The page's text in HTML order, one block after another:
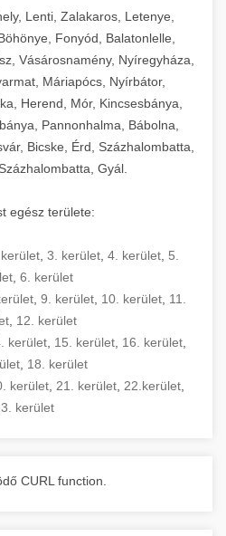
Lenti, Zalakaros, Letenye,
Fonyód, Balatonlelle,
Vásárosnamény, Nyíregyháza,
Máriapócs, Nyírbátor,
Herend, Mór, Kincsesbánya,
Pannonhalma, Bábolna,
Bicske, Érd, Százhalombatta,
Gyál.
egész területe:
3. kerület 4. kerület 5.
6. kerület
, 9. kerület, 10. kerület, 11.
12. kerület
kerület 15. kerület 16. kerület
18. kerület
kerület 21. kerület 22.kerület
kerület
CURL function.